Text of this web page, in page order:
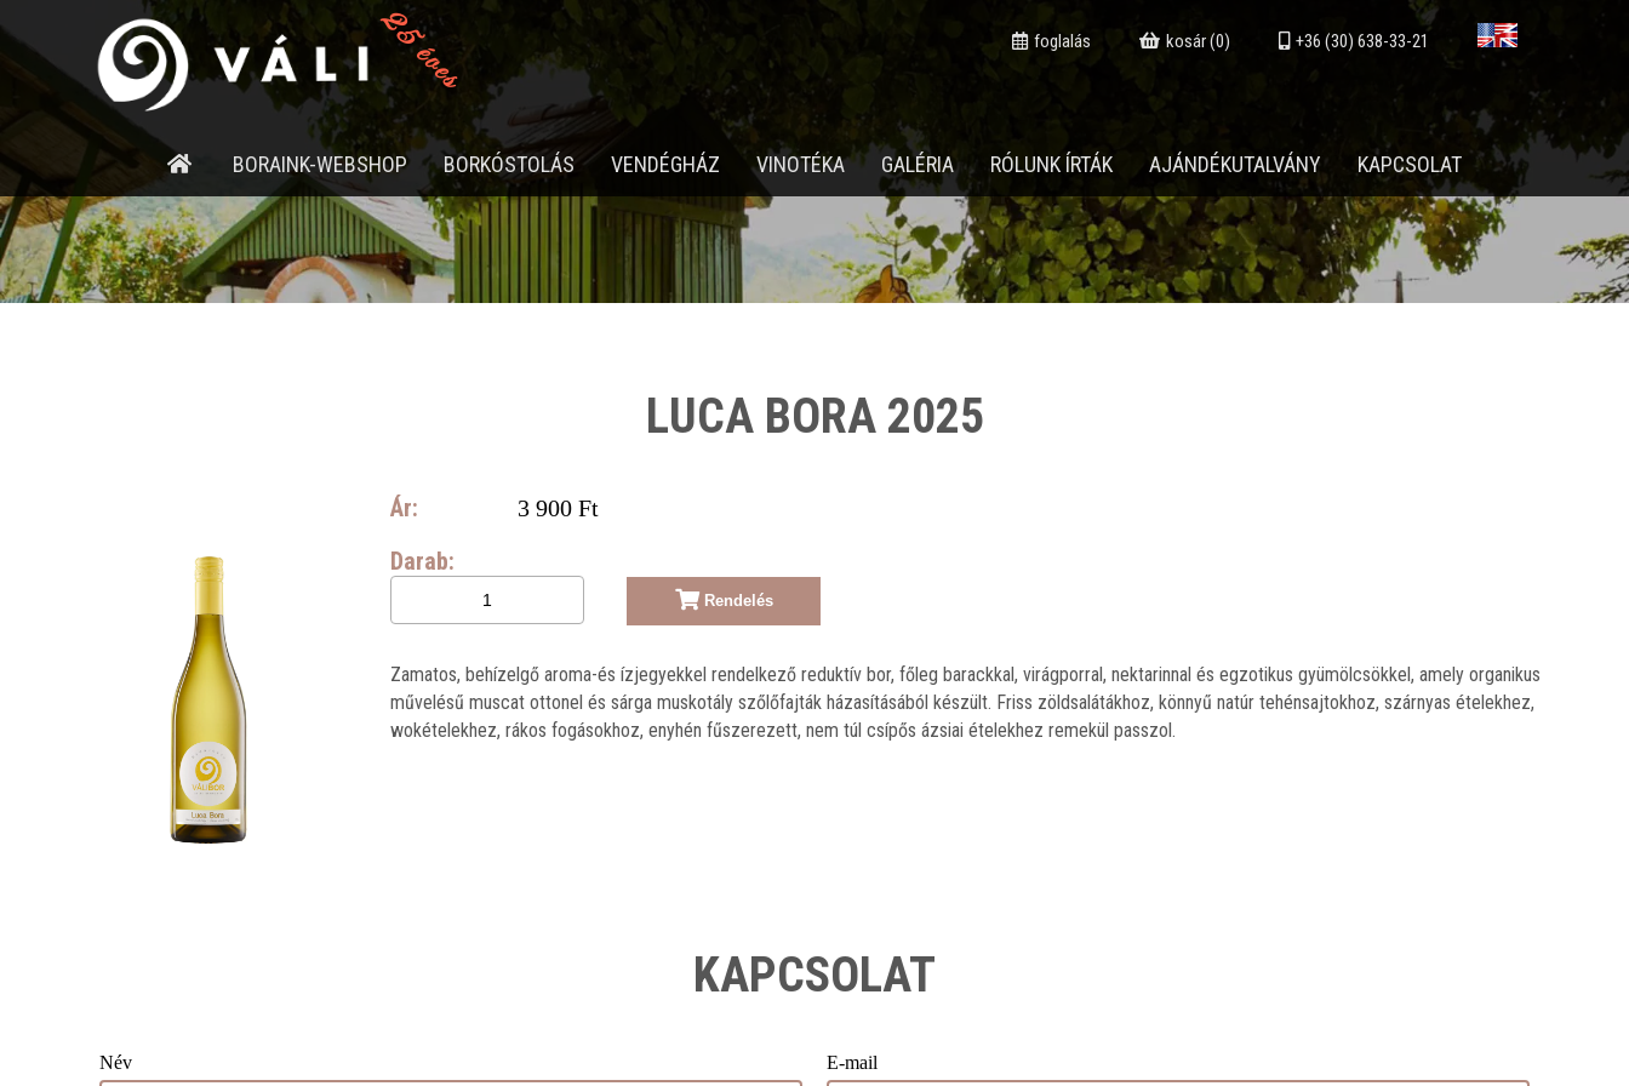
25 éves foglalás kosár (0) +36 (30) 638-33-21
BORAINK-WEBSHOP BORKÓSTOLÁS VENDÉGHÁZ VINOTÉKA GALÉRIA RÓLUNK ÍRTÁK AJÁNDÉKUTALVÁNY KAPCSOLAT
LUCA BORA 2025
Ár: 3 900 Ft
Darab:
Rendelés
Zamatos, behízelgő aroma-és ízjegyekkel rendelkező reduktív bor, főleg barackkal, virágporral, nektarinnal és egzotikus gyümölcsökkel, amely organikus
művelésű muscat ottonel és sárga muskotály szőlőfajták házasításából készült. Friss zöldsalátákhoz, könnyű natúr tehénsajtokhoz, szárnyas ételekhez,
wokételekhez, rákos fogásokhoz, enyhén fűszerezett, nem túl csípős ázsiai ételekhez remekül passzol.
KAPCSOLAT
Név E-mail